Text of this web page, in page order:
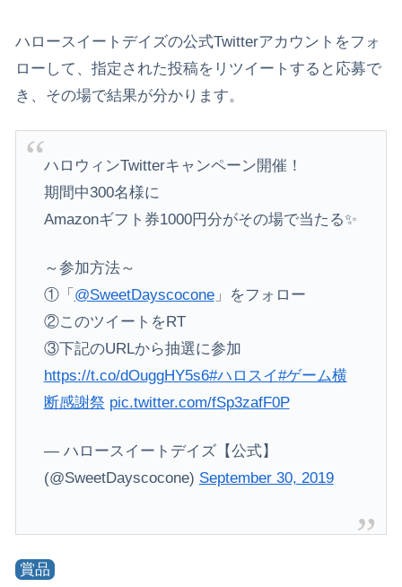
ハロースイートデイズの公式Twitterアカウントをフォ
ローして、指定された投稿をリツイートすると応募で
き、その場で結果が分かります。
ハロウィンTwitterキャンペーン開催！
期間中300名様に
Amazonギフト券1000円分がその場で当たる✨
～参加方法～
①「 @SweetDayscocone」をフォロー
②このツイートをRT
③下記のURLから抽選に参加
https://t.co/dOuggHY5s6#ハロスイ#ゲーム横
断感謝祭 pic.twitter.com/fSp3zafF0P
— ハロースイートデイズ【公式】
(@SweetDayscocone) September 30, 2019
賞品